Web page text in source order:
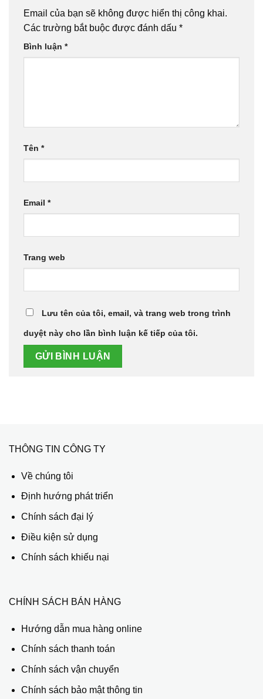
Email của bạn sẽ không được hiển thị công khai.
Các trường bắt buộc được đánh dấu *
Bình luận *
Tên *
Email *
Trang web
Lưu tên của tôi, email, và trang web trong trình
duyệt này cho lần bình luận kế tiếp của tôi.
THÔNG TIN CÔNG TY
Về chúng tôi
Định hướng phát triển
Chính sách đại lý
Điều kiện sử dụng
Chính sách khiếu nại
CHÍNH SÁCH BÁN HÀNG
Hướng dẫn mua hàng online
Chính sách thanh toán
Chính sách vận chuyển
Chính sách bảo mật thông tin